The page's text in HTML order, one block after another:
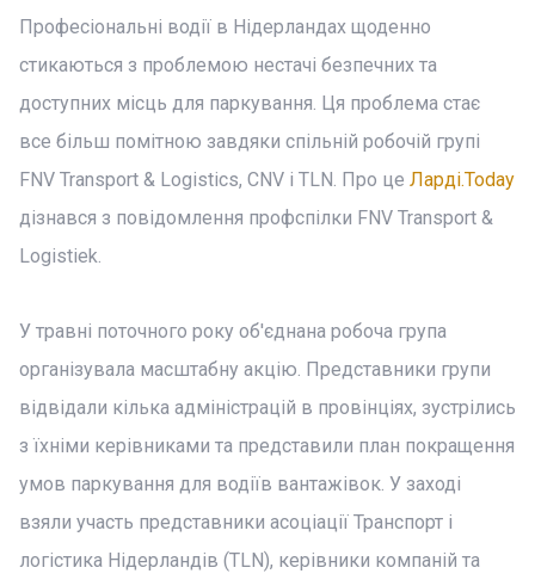
Професіональні водії в Нідерландах щоденно
стикаються з проблемою нестачі безпечних та
доступних місць для паркування. Ця проблема стає
все більш помітною завдяки спільній робочій групі
FNV Transport & Logistics, CNV і TLN. Про це Ларді.Today
дізнався з повідомлення профспілки FNV Transport &
Logistiek.
У травні поточного року об'єднана робоча група
організувала масштабну акцію. Представники групи
відвідали кілька адміністрацій в провінціях, зустрілись
з їхніми керівниками та представили план покращення
умов паркування для водіїв вантажівок. У заході
взяли участь представники асоціації Транспорт і
логістика Нідерландів (TLN), керівники компаній та